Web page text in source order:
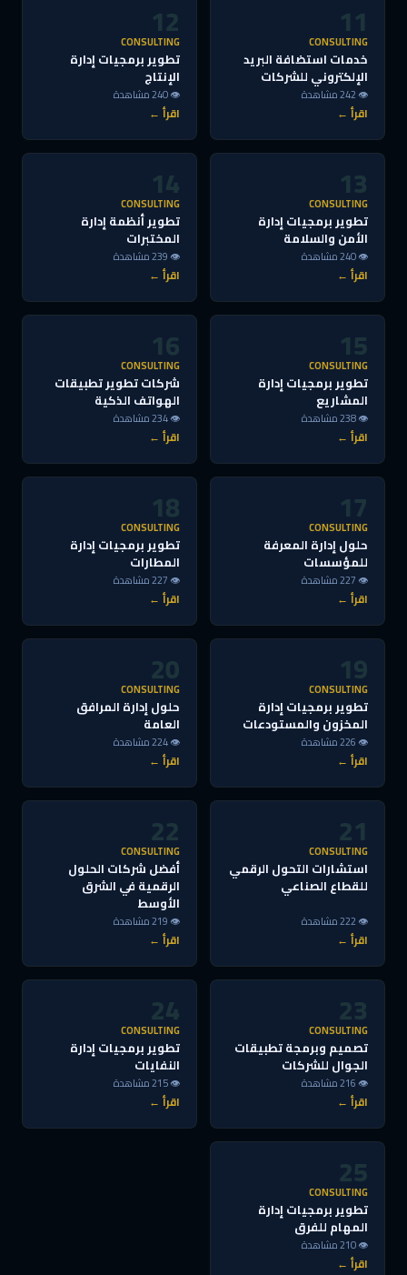
11
CONSULTING
خدمات استضافة البريد
الإلكتروني للشركات
👁 242 مشاهدة
اقرأ ←
12
CONSULTING
تطوير برمجيات إدارة
الإنتاج
👁 240 مشاهدة
اقرأ ←
13
CONSULTING
تطوير برمجيات إدارة
الأمن والسلامة
👁 240 مشاهدة
اقرأ ←
14
CONSULTING
تطوير أنظمة إدارة
المختبرات
👁 239 مشاهدة
اقرأ ←
15
CONSULTING
تطوير برمجيات إدارة
المشاريع
👁 238 مشاهدة
اقرأ ←
16
CONSULTING
شركات تطوير تطبيقات
الهواتف الذكية
👁 234 مشاهدة
اقرأ ←
17
CONSULTING
حلول إدارة المعرفة
للمؤسسات
👁 227 مشاهدة
اقرأ ←
18
CONSULTING
تطوير برمجيات إدارة
المطارات
👁 227 مشاهدة
اقرأ ←
19
CONSULTING
تطوير برمجيات إدارة
المخزون والمستودعات
👁 226 مشاهدة
اقرأ ←
20
CONSULTING
حلول إدارة المرافق
العامة
👁 224 مشاهدة
اقرأ ←
21
CONSULTING
استشارات التحول الرقمي
للقطاع الصناعي
👁 222 مشاهدة
اقرأ ←
22
CONSULTING
أفضل شركات الحلول
الرقمية في الشرق
الأوسط
👁 219 مشاهدة
اقرأ ←
23
CONSULTING
تصميم وبرمجة تطبيقات
الجوال للشركات
👁 216 مشاهدة
اقرأ ←
24
CONSULTING
تطوير برمجيات إدارة
النفايات
👁 215 مشاهدة
اقرأ ←
25
CONSULTING
تطوير برمجيات إدارة
المهام للفرق
👁 210 مشاهدة
اقرأ ←